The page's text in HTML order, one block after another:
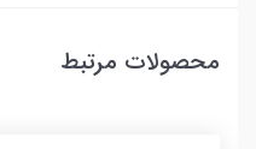
محصولات مرتبط